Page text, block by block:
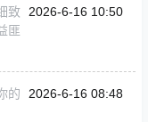
致
匪
2026-6-16 10:50
的
2026-6-16 08:48